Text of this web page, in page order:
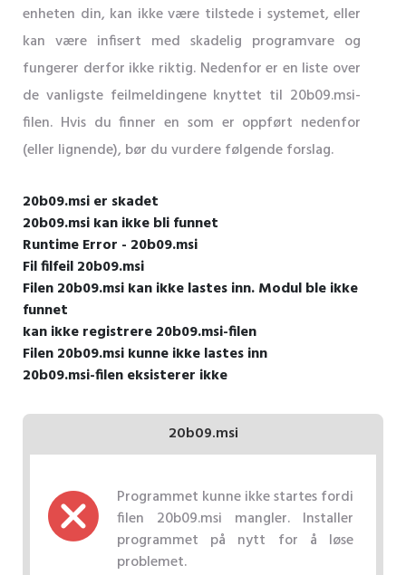
enheten din, kan ikke være tilstede i systemet, eller
kan være infisert med skadelig programvare og
fungerer derfor ikke riktig. Nedenfor er en liste over
de vanligste feilmeldingene knyttet til 20b09.msi-
filen. Hvis du finner en som er oppført nedenfor
(eller lignende), bør du vurdere følgende forslag.
20b09.msi er skadet
20b09.msi kan ikke bli funnet
Runtime Error - 20b09.msi
Fil filfeil 20b09.msi
Filen 20b09.msi kan ikke lastes inn. Modul ble ikke
funnet
kan ikke registrere 20b09.msi-filen
Filen 20b09.msi kunne ikke lastes inn
20b09.msi-filen eksisterer ikke
20b09.msi
Programmet kunne ikke startes fordi
filen 20b09.msi mangler. Installer
programmet på nytt for å løse
problemet.